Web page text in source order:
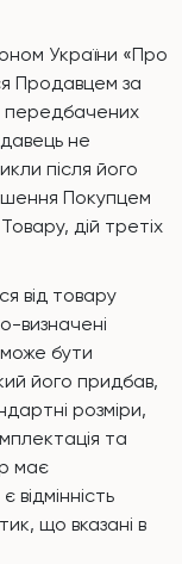
України «Про
Продавцем за
передбачених
не
після його
Покупцем
дій третіх
від товару
визначені
бути
його придбав,
розміри,
та
має
відмінність
що вказані в